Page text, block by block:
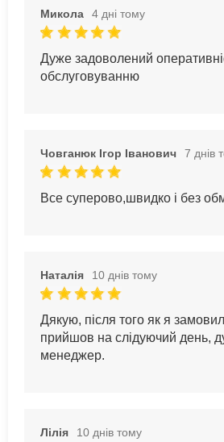
Микола 4 дні тому
Дуже задоволений
обслуговуванню
Човганюк Ігор Іванович 7 днів
Все суперово,швидко і без
Наталія 10 днів тому
Дякую, після того як я
прийшов на слідуючий день,
менеджер.
Лілія 10 днів тому